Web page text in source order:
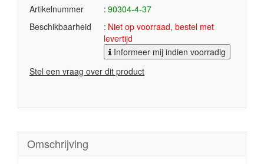
Artikelnummer
90304-4-37
Beschikbaarheid
Niet op voorraad, bestel met
levertijd
Informeer mij indien voorradig
Stel een vraag over dit product
Omschrijving